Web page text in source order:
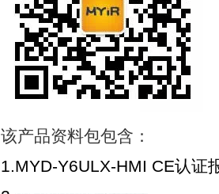
该产品资料包包含：
1.MYD-Y6ULX-HMI CE认证